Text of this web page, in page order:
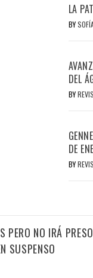
LA
BY
DEL
BY
DE
BY
PERO NO IRÁ
SUSPENSO